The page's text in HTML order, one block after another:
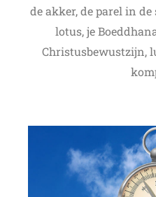
de akker, de parel in
lotus, je
Christusbewustzijn,